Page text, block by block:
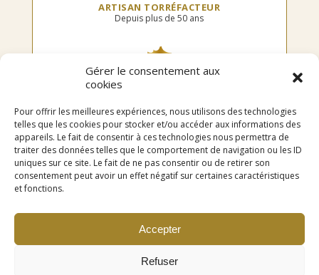
Gérer le consentement aux
cookies
Pour offrir les meilleures expériences, nous utilisons des technologies
telles que les cookies pour stocker et/ou accéder aux informations des
appareils. Le fait de consentir à ces technologies nous permettra de
traiter des données telles que le comportement de navigation ou les ID
uniques sur ce site. Le fait de ne pas consentir ou de retirer son
consentement peut avoir un effet négatif sur certaines caractéristiques
et fonctions.
Accepter
Refuser
ARTISAN TORRÉFACTEUR
Depuis plus de 50 ans
TORRÉFIÉ EN FRANCE
LIVRAISON OFFERTE
en point relais dès 75€ d’achat